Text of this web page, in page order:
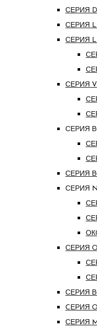
СЕРИЯ
СЕРИЯ
СЕРИЯ
СЕРИЯ
СЕРИЯ
СЕРИЯ
СЕРИЯ
СЕРИЯ
СЕРИЯ
CЕРИЯ
СЕРИЯ